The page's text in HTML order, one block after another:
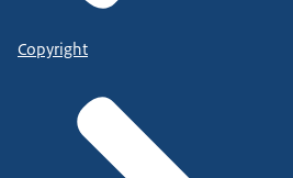
Copyright